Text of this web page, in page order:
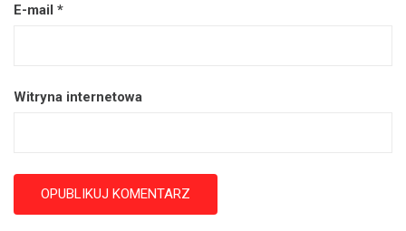
E-mail *
Witryna internetowa